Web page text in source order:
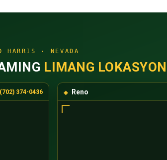
HARRIS · NEVADA
LIMANG LOKASYON
(702) 374-0436 Reno